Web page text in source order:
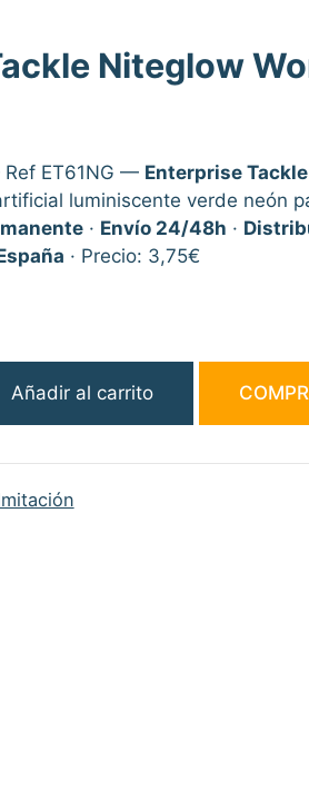
Niteglow
ET61NG — Enterprise
luminiscente verde neón
· Envío 24/48h ·
· Precio: 3,75€
Añadir al carrito